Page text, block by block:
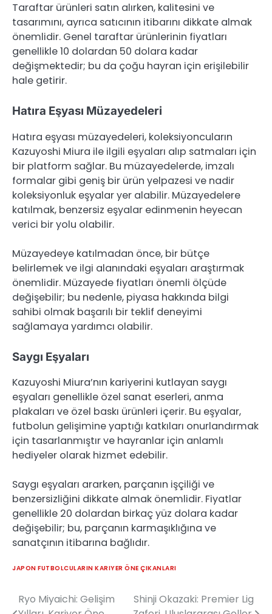
Taraftar ürünleri satın alırken, kalitesini ve
tasarımını, ayrıca satıcının itibarını dikkate almak
önemlidir. Genel taraftar ürünlerinin fiyatları
genellikle 10 dolardan 50 dolara kadar
değişmektedir; bu da çoğu hayran için erişilebilir
hale getirir.
Hatıra Eşyası Müzayedeleri
Hatıra eşyası müzayedeleri, koleksiyoncuların
Kazuyoshi Miura ile ilgili eşyaları alıp satmaları için
bir platform sağlar. Bu müzayedelerde, imzalı
formalar gibi geniş bir ürün yelpazesi ve nadir
koleksiyonluk eşyalar yer alabilir. Müzayedelere
katılmak, benzersiz eşyalar edinmenin heyecan
verici bir yolu olabilir.
Müzayedeye katılmadan önce, bir bütçe
belirlemek ve ilgi alanındaki eşyaları araştırmak
önemlidir. Müzayede fiyatları önemli ölçüde
değişebilir; bu nedenle, piyasa hakkında bilgi
sahibi olmak başarılı bir teklif deneyimi
sağlamaya yardımcı olabilir.
Saygı Eşyaları
Kazuyoshi Miura’nın kariyerini kutlayan saygı
eşyaları genellikle özel sanat eserleri, anma
plakaları ve özel baskı ürünleri içerir. Bu eşyalar,
futbolun gelişimine yaptığı katkıları onurlandırmak
için tasarlanmıştır ve hayranlar için anlamlı
hediyeler olarak hizmet edebilir.
Saygı eşyaları ararken, parçanın işçiliği ve
benzersizliğini dikkate almak önemlidir. Fiyatlar
genellikle 20 dolardan birkaç yüz dolara kadar
değişebilir; bu, parçanın karmaşıklığına ve
sanatçının itibarına bağlıdır.
JAPON FUTBOLCULARIN KARIYER ÖNE ÇIKANLARI
Post
Ryo Miyaichi: Gelişim
Shinji Okazaki: Premier Lig